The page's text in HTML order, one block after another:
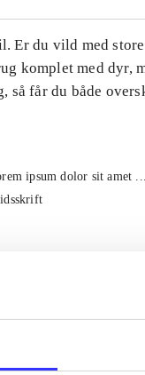
Er du vild med
komplet med dyr,
så får du både
ipsum dolor sit amet ...